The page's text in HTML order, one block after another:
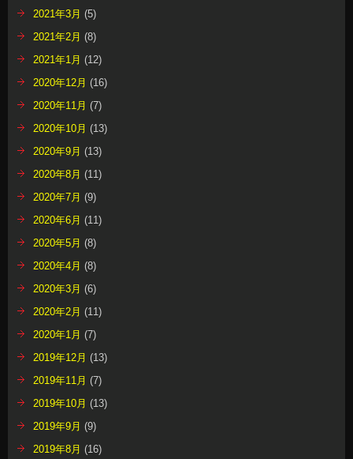
2021年3月 (5)
2021年2月 (8)
2021年1月 (12)
2020年12月 (16)
2020年11月 (7)
2020年10月 (13)
2020年9月 (13)
2020年8月 (11)
2020年7月 (9)
2020年6月 (11)
2020年5月 (8)
2020年4月 (8)
2020年3月 (6)
2020年2月 (11)
2020年1月 (7)
2019年12月 (13)
2019年11月 (7)
2019年10月 (13)
2019年9月 (9)
2019年8月 (16)